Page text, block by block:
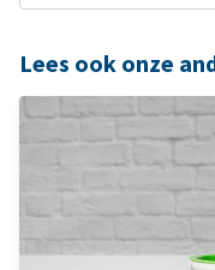
Lees ook onze